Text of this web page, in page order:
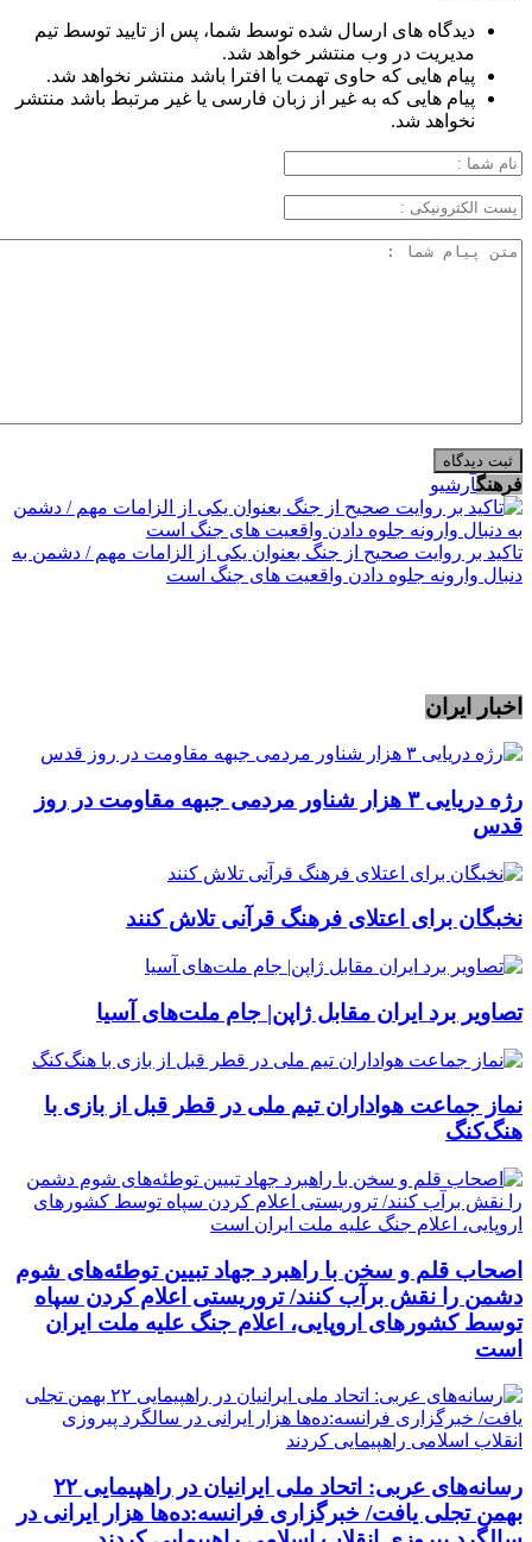
دیدگاه های ارسال شده توسط شما، پس از تایید توسط تیم
مدیریت در وب منتشر خواهد شد.
پیام هایی که حاوی تهمت یا افترا باشد منتشر نخواهد شد.
پیام هایی که به غیر از زبان فارسی یا غیر مرتبط باشد منتشر
نخواهد شد.
فرهنگآرشیو
تاکید بر روایت صحیح از جنگ بعنوان یکی از الزامات مهم / دشمن به
دنبال وارونه جلوه دادن واقعیت های جنگ است
اخبار ایران
رژه دریایی ۳ هزار شناور مردمی جبهه مقاومت در روز
قدس
نخبگان برای اعتلای فرهنگ قرآنی تلاش کنند
تصاویر برد ایران مقابل ژاپن| جام ملت‌های آسیا
نماز جماعت هواداران تیم ملی در قطر قبل از بازی با
هنگ‌کنگ
اصحاب قلم و سخن با راهبرد جهاد تبیین توطئه‌های شوم
دشمن را نقش برآب کنند/ تروریستی اعلام کردن سپاه
توسط کشورهای اروپایی، اعلام جنگ علیه ملت ایران
است
رسانه‌های عربی: اتحاد ملی ایرانیان در راهپیمایی ۲۲
بهمن تجلی یافت/ خبرگزاری فرانسه:ده‌ها هزار ایرانی در